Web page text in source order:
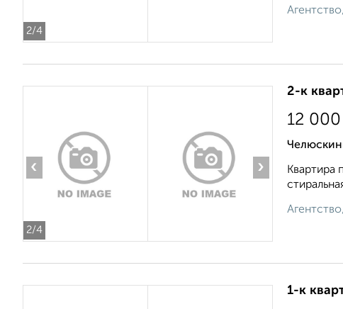
2/4
2/4
‹ ›
2-к
12 000
Квартира
1-к